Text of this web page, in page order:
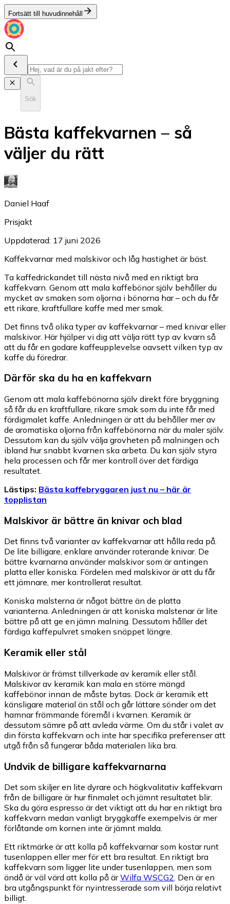
Fortsätt till huvudinnehåll
Sök
Bästa kaffekvarnen – så
väljer du rätt
Daniel Haaf
Prisjakt
Uppdaterad: 17 juni 2026
Kaffekvarnar med malskivor och låg hastighet är bäst.
Ta kaffedrickandet till nästa nivå med en riktigt bra
kaffekvarn. Genom att mala kaffebönor själv behåller du
mycket av smaken som oljorna i bönorna har – och du får
ett rikare, kraftfullare kaffe med mer smak.
Det finns två olika typer av kaffekvarnar – med knivar eller
malskivor. Här hjälper vi dig att välja rätt typ av kvarn så
att du får en godare kaffeupplevelse oavsett vilken typ av
kaffe du föredrar.
Därför ska du ha en kaffekvarn
Genom att mala kaffebönorna själv direkt före bryggning
så får du en kraftfullare, rikare smak som du inte får med
färdigmalet kaffe. Anledningen är att du behåller mer av
de aromatiska oljorna från kaffebönorna när du maler själv.
Dessutom kan du själv välja grovheten på malningen och
ibland hur snabbt kvarnen ska arbeta. Du kan själv styra
hela processen och får mer kontroll över det färdiga
resultatet.
Lästips: Bästa kaffebryggaren just nu – här är
topplistan
Malskivor är bättre än knivar och blad
Det finns två varianter av kaffekvarnar att hålla reda på.
De lite billigare, enklare använder roterande knivar. De
bättre kvarnarna använder malskivor som är antingen
platta eller koniska. Fördelen med malskivor är att du får
ett jämnare, mer kontrollerat resultat.
Koniska malsterna är något bättre än de platta
varianterna. Anledningen är att koniska malstenar är lite
bättre på att ge en jämn malning. Dessutom håller det
färdiga kaffepulvret smaken snäppet längre.
Keramik eller stål
Malskivor är främst tillverkade av keramik eller stål.
Malskivor av keramik kan mala en större mängd
kaffebönor innan de måste bytas. Dock är keramik ett
känsligare material än stål och går lättare sönder om det
hamnar främmande föremål i kvarnen. Keramik är
dessutom sämre på att avleda värme. Om du står i valet av
din första kaffekvarn och inte har specifika preferenser att
utgå från så fungerar båda materialen lika bra.
Undvik de billigare kaffekvarnarna
Det som skiljer en lite dyrare och högkvalitativ kaffekvarn
från de billigare är hur finmalet och jämnt resultatet blir.
Ska du göra espresso är det viktigt att du har en riktigt bra
kaffekvarn medan vanligt bryggkaffe exempelvis är mer
förlåtande om kornen inte är jämnt malda.
Ett riktmärke är att kolla på kaffekvarnar som kostar runt
tusenlappen eller mer för ett bra resultat. En riktigt bra
kaffekvarn som ligger lite under tusenlappen, men som
ändå är väl värd att kolla på ärWilfa WSCG2. Den är en
bra utgångspunkt för nyintresserade som vill börja relativt
billigt.